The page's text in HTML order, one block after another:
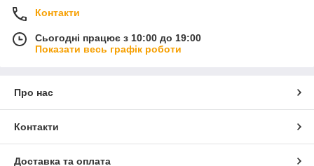
Контакти
Сьогодні працює з 10:00 до 19:00
Показати весь графік роботи
Про нас
Контакти
Доставка та оплата